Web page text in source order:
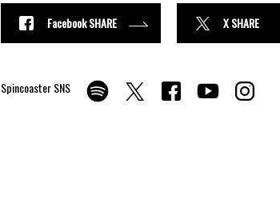
Facebook SHARE X SHARE
Spincoaster SNS